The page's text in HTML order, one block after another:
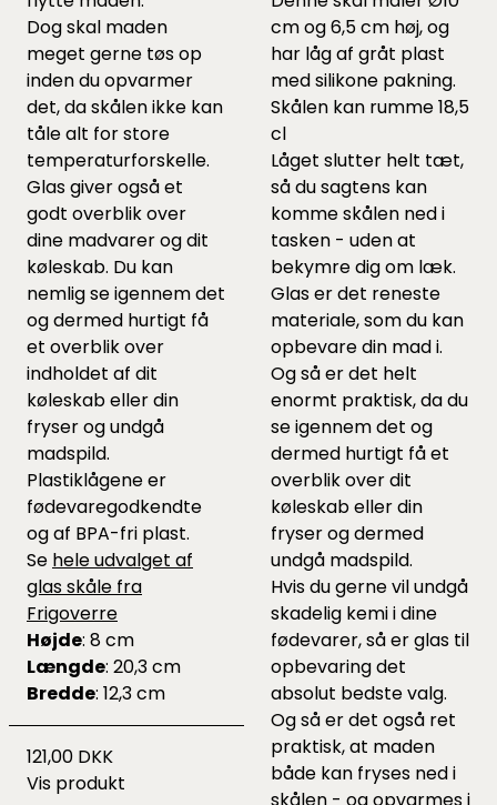
Dog skal maden
meget gerne tøs op
inden du opvarmer
det, da skålen ikke kan
tåle alt for store
temperaturforskelle.
Glas giver også et
godt overblik over
dine madvarer og dit
køleskab. Du kan
nemlig se igennem det
og dermed hurtigt få
et overblik over
indholdet af dit
køleskab eller din
fryser og undgå
madspild.
Plastiklågene er
fødevaregodkendte
og af BPA-fri plast.
Se hele udvalget af
glas skåle fra
Frigoverre
Højde: 8 cm
Længde: 20,3 cm
Bredde: 12,3 cm
121,00 DKK
Vis produkt
cm og 6,5 cm høj, og
har låg af gråt plast
med silikone pakning.
Skålen kan rumme 18,5
cl
Låget slutter helt tæt,
så du sagtens kan
komme skålen ned i
tasken - uden at
bekymre dig om læk.
Glas er det reneste
materiale, som du kan
opbevare din mad i.
Og så er det helt
enormt praktisk, da du
se igennem det og
dermed hurtigt få et
overblik over dit
køleskab eller din
fryser og dermed
undgå madspild.
Hvis du gerne vil undgå
skadelig kemi i dine
fødevarer, så er glas til
opbevaring det
absolut bedste valg.
Og så er det også ret
praktisk, at maden
både kan fryses ned i
skålen - og opvarmes i